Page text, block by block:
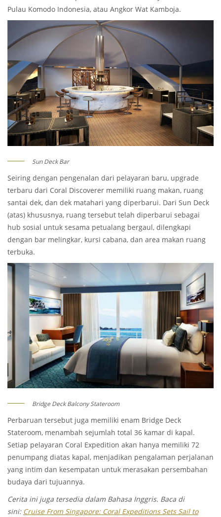
Pulau Komodo Indonesia, atau Angkor Wat Kamboja.
Sun Deck Bar
Seiring dengan pengenalan dari pelayaran baru, upgrade
terbaru dari Coral Discoverer memiliki ruang makan, ruang
santai dek, dan dek matahari yang diperbarui. Dari Sun Deck
(atas) khususnya, ruang tersebut telah diperbarui sebagai
hub sosial untuk sesama petualang bergaul, dilengkapi
dengan bar melingkar, kursi cabana, dan area makan ruang
terbuka.
Bridge Deck Balcony Stateroom
Perbaruan tersebut juga memiliki enam Bridge Deck
Stateroom, menambah sejumlah total 36 kamar di kapal.
Setiap pelayaran Coral Expedition akan hanya memiliki 72
penumpang diatas kapal, menjadikan pengalaman perjalanan
yang intim dan kesempatan untuk merasakan persembahan
budaya dari tujuannya.
Cerita ini juga tersedia dalam Bahasa Inggris. Baca di
sini: Cruise From Singapore: Coral Expeditions Sets Sail to